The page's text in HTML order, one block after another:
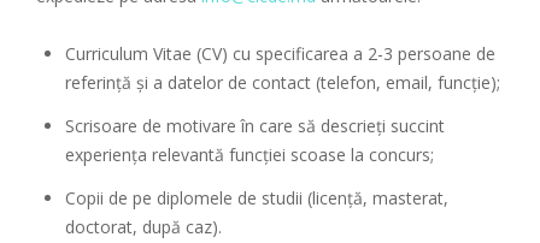
Curriculum Vitae (CV) cu specificarea a 2-3 persoane de
referință și a datelor de contact (telefon, email, funcție);
Scrisoare de motivare în care să descrieți succint
experiența relevantă funcției scoase la concurs;
Copii de pe diplomele de studii (licență, masterat,
doctorat, după caz).